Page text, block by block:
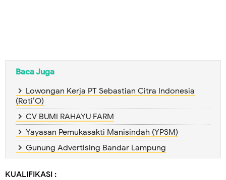
Baca Juga
Lowongan Kerja PT Sebastian Citra Indonesia
(Roti’O)
CV BUMI RAHAYU FARM
Yayasan Pemukasakti Manisindah (YPSM)
Gunung Advertising Bandar Lampung
KUALIFIKASI :